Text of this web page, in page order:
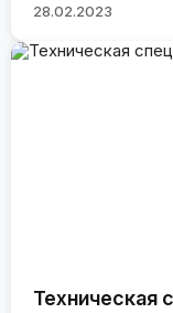
28.02.2023
Техническая